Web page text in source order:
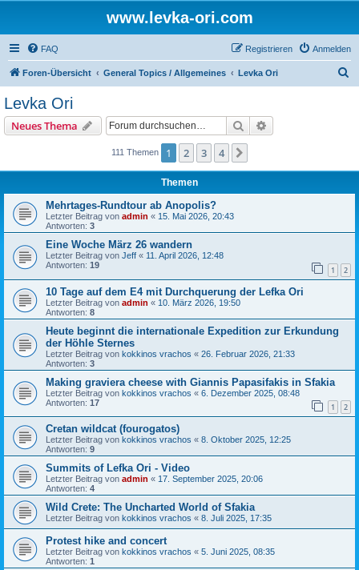
www.levka-ori.com
FAQ Anmelden
Registrieren
Foren-Übersicht General Topics / Allgemeines Levka Ori
Levka Ori
Neues Thema Suche
111 Themen 1 2 3 4
Themen
Mehrtages-Rundtour ab Anopolis?
Letzter Beitrag von admin « 15. Mai 2026, 20:43
Antworten: 3
Eine Woche März 26 wandern
Letzter Beitrag von Jeff « 11. April 2026, 12:48
Antworten: 19 1 2
10 Tage auf dem E4 mit Durchquerung der Lefka Ori
Letzter Beitrag von admin « 10. März 2026, 19:50
Antworten: 8
Heute beginnt die internationale Expedition zur Erkundung
der Höhle Sternes
Letzter Beitrag von kokkinos vrachos « 26. Februar 2026, 21:33
Antworten: 3
Making graviera cheese with Giannis Papasifakis in Sfakia
Letzter Beitrag von kokkinos vrachos « 6. Dezember 2025, 08:48
Antworten: 17 1 2
Cretan wildcat (fourogatos)
Letzter Beitrag von kokkinos vrachos « 8. Oktober 2025, 12:25
Antworten: 9
Summits of Lefka Ori - Video
Letzter Beitrag von admin « 17. September 2025, 20:06
Antworten: 4
Wild Crete: The Uncharted World of Sfakia
Letzter Beitrag von kokkinos vrachos « 8. Juli 2025, 17:35
Protest hike and concert
Letzter Beitrag von kokkinos vrachos « 5. Juni 2025, 08:35
Antworten: 1